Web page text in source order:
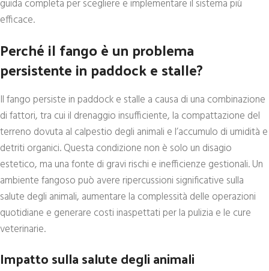
guida completa per scegliere e implementare il sistema più
efficace.
Perché il fango è un problema
persistente in paddock e stalle?
Il fango persiste in paddock e stalle a causa di una combinazione
di fattori, tra cui il drenaggio insufficiente, la compattazione del
terreno dovuta al calpestio degli animali e l’accumulo di umidità e
detriti organici. Questa condizione non è solo un disagio
estetico, ma una fonte di gravi rischi e inefficienze gestionali. Un
ambiente fangoso può avere ripercussioni significative sulla
salute degli animali, aumentare la complessità delle operazioni
quotidiane e generare costi inaspettati per la pulizia e le cure
veterinarie.
Impatto sulla salute degli animali